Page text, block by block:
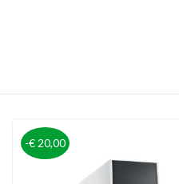
-€ 20,00